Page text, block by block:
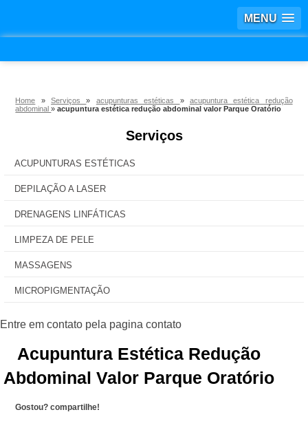
MENU
Home »Serviços» acupunturas estéticas » acupuntura estética redução
abdominal»acupuntura estética redução abdominal valor Parque Oratório
Serviços
ACUPUNTURAS ESTÉTICAS
DEPILAÇÃO A LASER
DRENAGENS LINFÁTICAS
LIMPEZA DE PELE
MASSAGENS
MICROPIGMENTAÇÃO
Acupuntura Estética Redução
Abdominal Valor Parque Oratório
Gostou? compartilhe!